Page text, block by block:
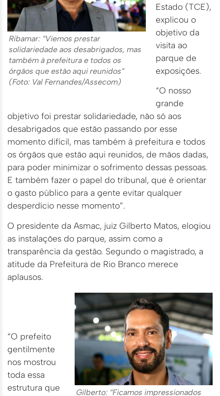
Ribamar: “Viemos prestar
solidariedade aos desabrigados, mas
também à prefeitura e todos os
órgãos que estão aqui reunidos”
(Foto: Val Fernandes/Assecom)
Estado (TCE),
explicou o
objetivo da
visita ao
parque de
exposições.
“O nosso
grande
objetivo foi prestar solidariedade, não só aos
desabrigados que estão passando por esse
momento difícil, mas também à prefeitura e todos
os órgãos que estão aqui reunidos, de mãos dadas,
para poder minimizar o sofrimento dessas pessoas.
E também fazer o papel do tribunal, que é orientar
o gasto público para a gente evitar qualquer
desperdício nesse momento”.
O presidente da Asmac, juiz Gilberto Matos, elogiou
as instalações do parque, assim como a
transparência da gestão. Segundo o magistrado, a
atitude da Prefeitura de Rio Branco merece
aplausos.
Gilberto: “Ficamos impressionados
“O prefeito
gentilmente
nos mostrou
toda essa
estrutura que